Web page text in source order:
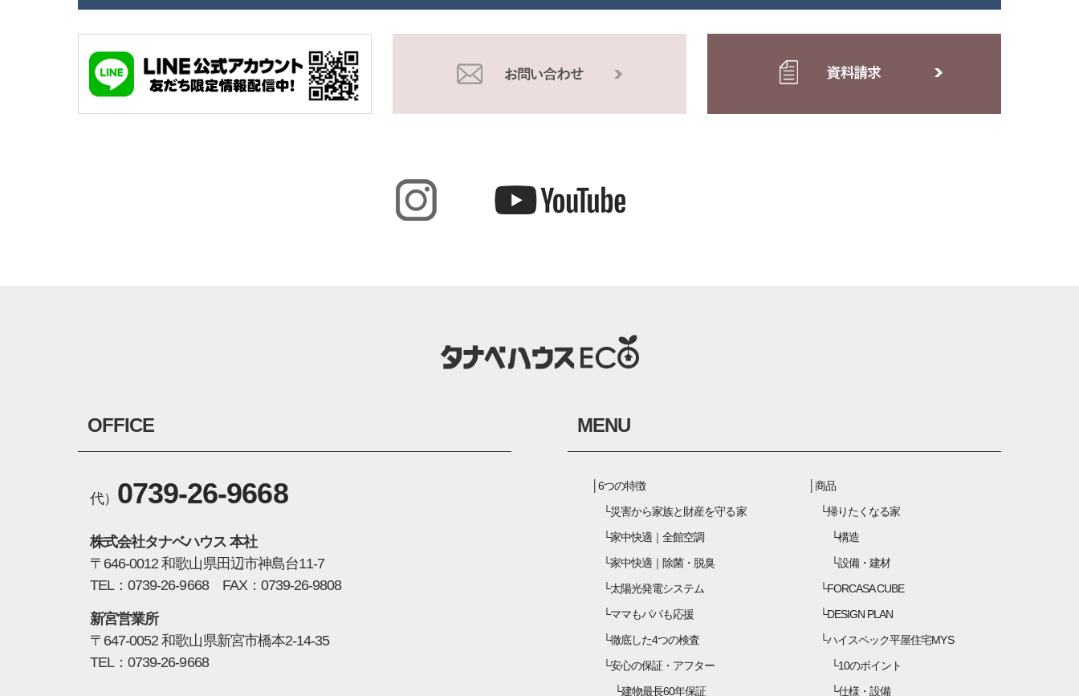
OFFICE
代） 0739-26-9668
株式会社タナベハウス 本社
〒646-0012 和歌山県田辺市神島台11-7
TEL：0739-26-9668 FAX：0739-26-9808
新宮営業所
〒647-0052 和歌山県新宮市橋本2-14-35
TEL：0739-26-9668
MENU
6つの特徴
災害から家族と財産を守る家
家中快適｜全館空調
家中快適｜除菌・脱臭
太陽光発電システム
ママもパパも応援
徹底した4つの検査
安心の保証・アフター
建物最長60年保証
商品
帰りたくなる家
構造
設備・建材
FORCASA CUBE
DESIGN PLAN
ハイスペック平屋住宅MYS
10のポイント
仕様・設備